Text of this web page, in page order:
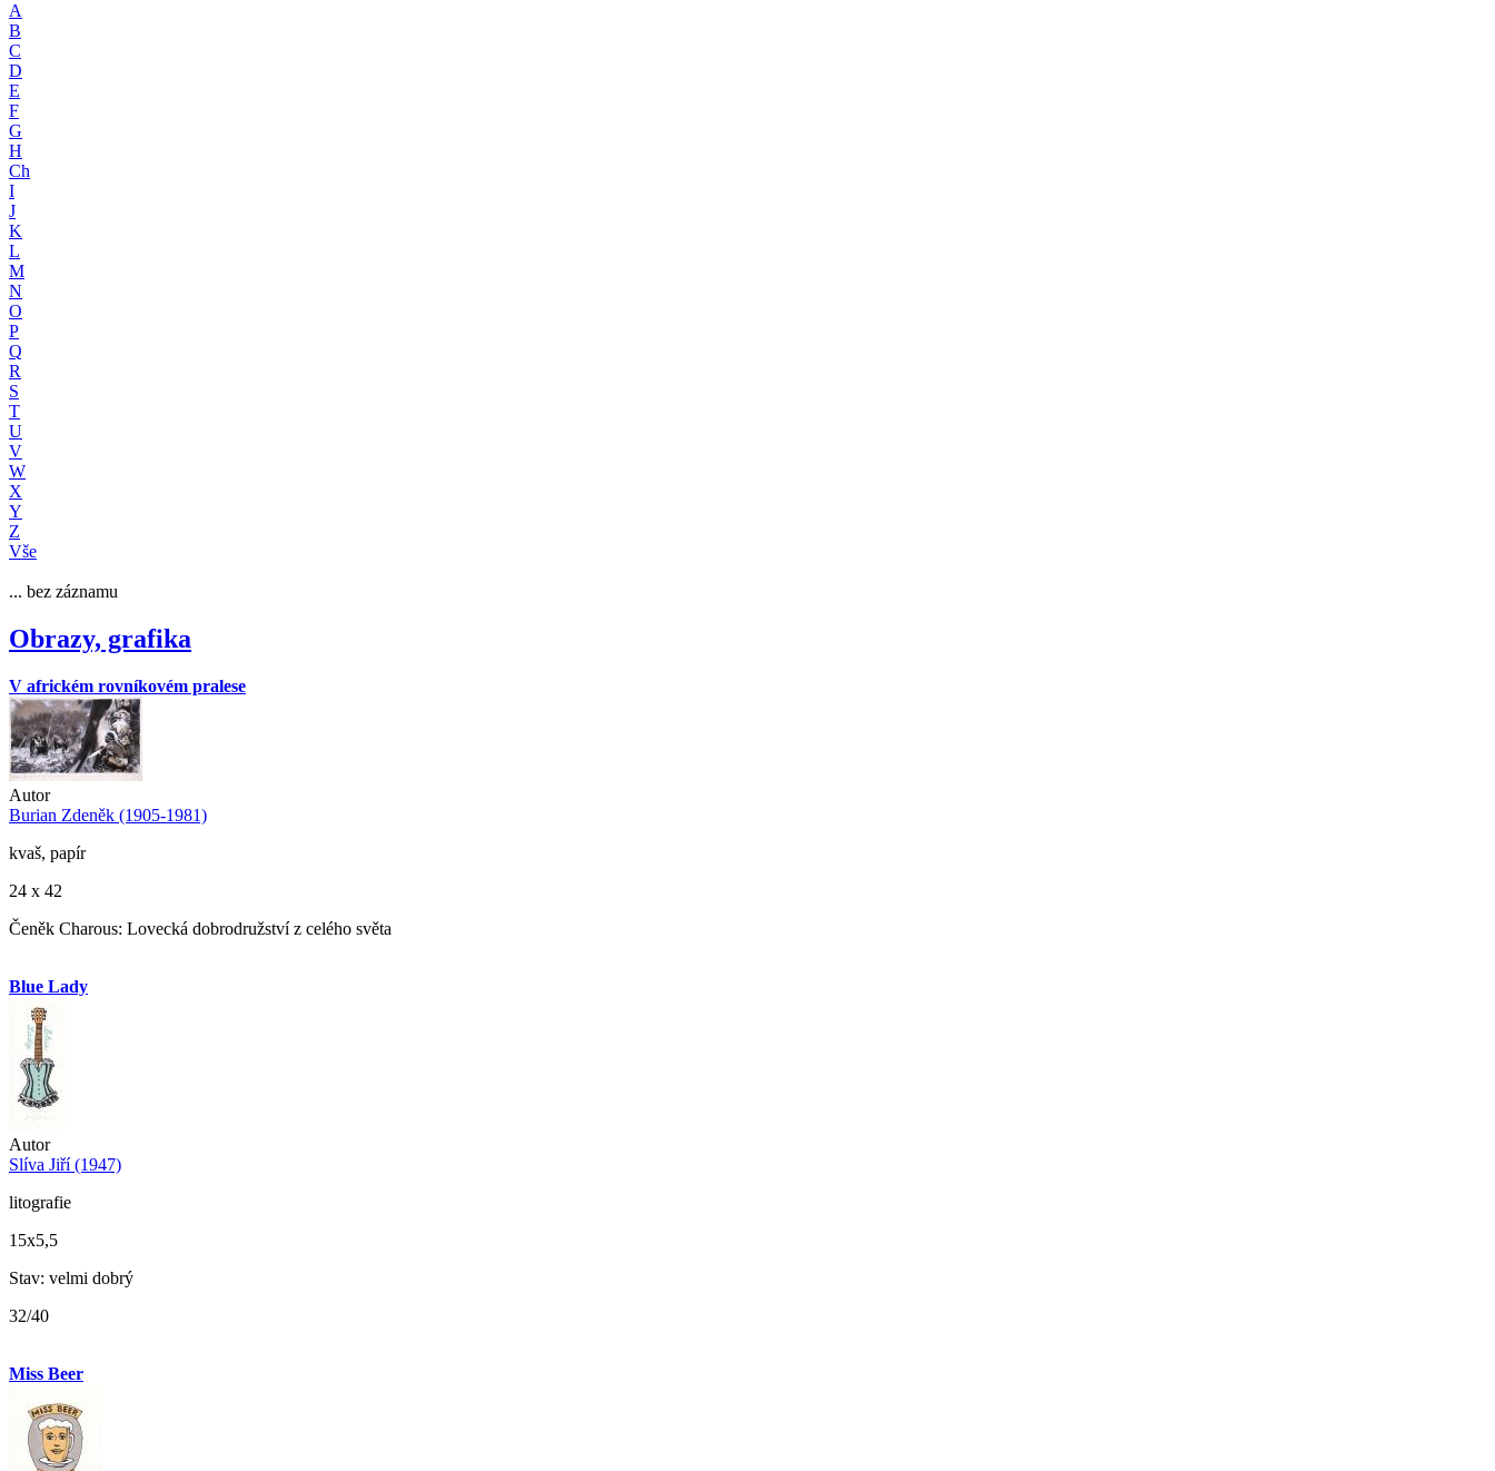
A
B
C
D
E
F
G
H
Ch
I
J
K
L
M
N
O
P
Q
R
S
T
U
V
W
X
Y
Z
Vše
... bez záznamu
Obrazy, grafika
V africkém rovníkovém pralese
Autor
Burian Zdeněk (1905-1981)
kvaš, papír
24 x 42
Čeněk Charous: Lovecká dobrodružství z celého světa
Blue Lady
Autor
Slíva Jiří (1947)
litografie
15x5,5
Stav: velmi dobrý
32/40
Miss Beer